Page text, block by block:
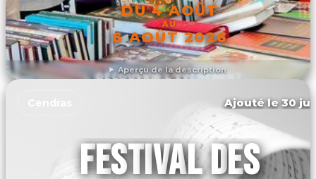
Aperçu de la description
DU 4 AOÛT
AU
6 AOÛT 2026
DÉCOUVRIR L'ÉVÉNEMENT
Ajouté le 30
FESTIVAL DES